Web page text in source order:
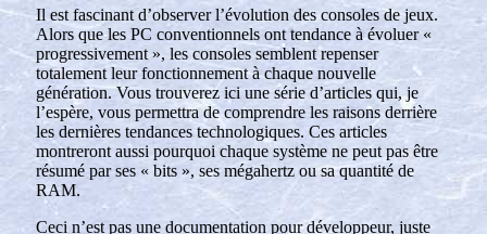
Il est fascinant d’observer l’évolution des consoles de jeux.
Alors que les PC conventionnels ont tendance à évoluer «
progressivement », les consoles semblent repenser
totalement leur fonctionnement à chaque nouvelle
génération. Vous trouverez ici une série d’articles qui, je
l’espère, vous permettra de comprendre les raisons derrière
les dernières tendances technologiques. Ces articles
montreront aussi pourquoi chaque système ne peut pas être
résumé par ses « bits », ses mégahertz ou sa quantité de
RAM.
Ceci n’est pas une documentation pour développeur, juste